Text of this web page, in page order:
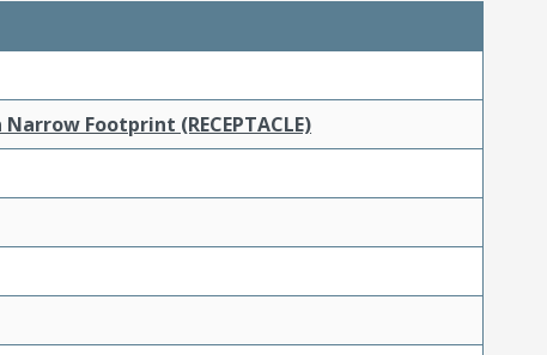
Footprint (RECEPTACLE)